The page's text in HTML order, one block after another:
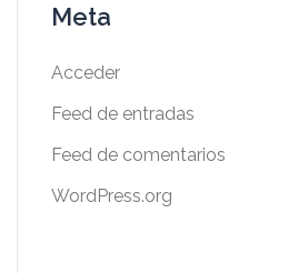
Meta
Acceder
Feed de entradas
Feed de comentarios
WordPress.org